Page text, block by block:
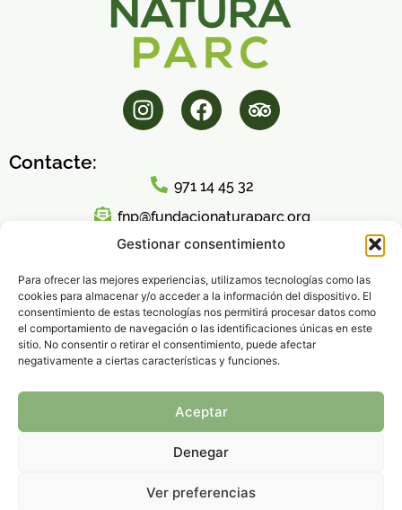
Gestionar consentimiento
Para ofrecer las mejores experiencias, utilizamos tecnologías como las
cookies para almacenar y/o acceder a la información del dispositivo. El
consentimiento de estas tecnologías nos permitirá procesar datos como
el comportamiento de navegación o las identificaciones únicas en este
sitio. No consentir o retirar el consentimiento, puede afectar
negativamente a ciertas características y funciones.
Aceptar
Denegar
Ver preferencias
Contacte:
971 14 45 32
fnp@fundacionaturaparc.org
Lunes a Viernes
8:00h – 16:00h
Política de Privacidad|Aviso legal|Política de
Cookies
© 2026 Fundación Natura Parc – Todos los derechos
reservados.